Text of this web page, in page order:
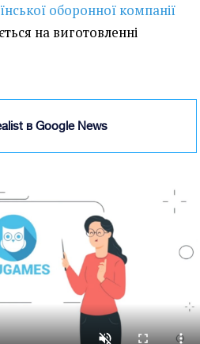
оборонної компанії
на виготовленні
в Google News